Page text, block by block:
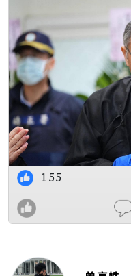
155